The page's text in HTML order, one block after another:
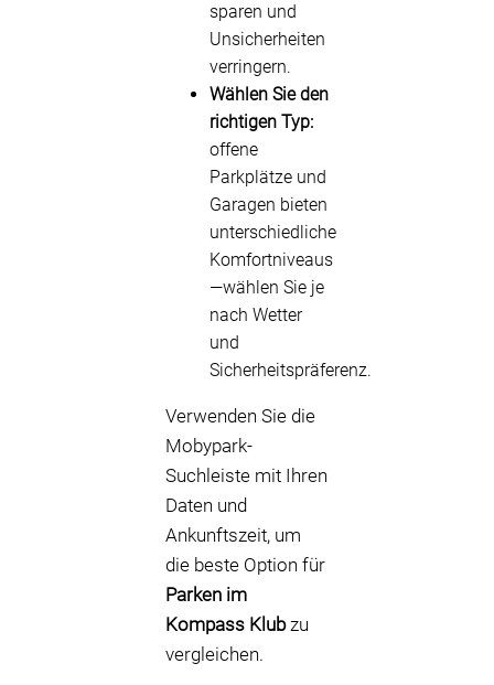
sparen und
Unsicherheiten
verringern.
Wählen Sie den
richtigen Typ:
offene
Parkplätze und
Garagen bieten
unterschiedliche
Komfortniveaus
—wählen Sie je
nach Wetter
und
Sicherheitspräferenz.
Verwenden Sie die
Mobypark-
Suchleiste mit Ihren
Daten und
Ankunftszeit, um
die beste Option für
Parken im
Kompass Klubzu
vergleichen.